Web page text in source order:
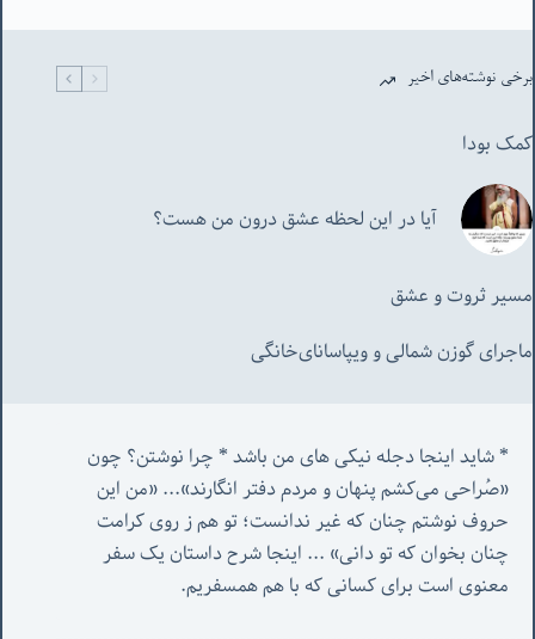
برخی نوشته‌های اخیر
کمک بودا
آیا در این لحظه عشق درون من هست؟
مسیر ثروت و عشق
ماجرای گوزن شمالی و‌ ویپاسانای‌خانگی
«صُراحی می‌کشم پنهان‌ و مردم‌ دفتر انگارند»... «
چنان بخوان که تو دانی» ...
معنوی است برای کسانی که با هم همسفریم.